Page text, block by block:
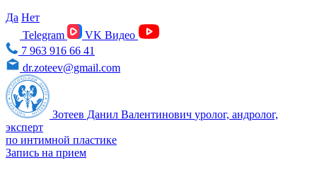
Да Нет
Telegram
VK Видео
7 963 916 66 41
dr.zoteev@gmail.com
Зотеев Данил Валентинович уролог, андролог,
эксперт
по интимной пластике
Запись на прием